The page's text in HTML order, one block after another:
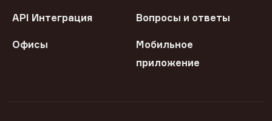
API Интеграция Вопросы и ответы
Офисы
Мобильное
приложение